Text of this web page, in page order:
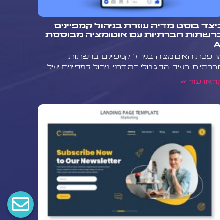
בוסט מדיה עוזרת בניהול קמפיינים
חברתיות עם אוטומציה מבוססת
האוטומציה בניהול קמפיינים ברשתות
בעידן הדיגיטלי המודרני, ניהול קמפיינים יעיל
עוד »